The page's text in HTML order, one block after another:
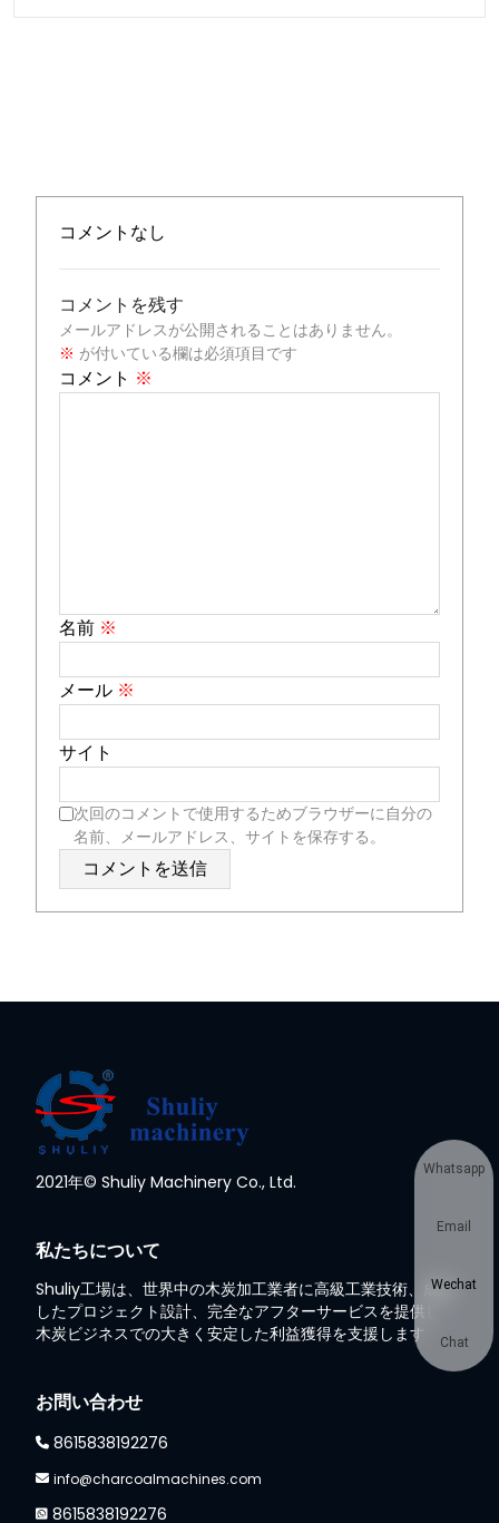
コメントなし
コメントを残す
メールアドレスが公開されることはありません。
※ が付いている欄は必須項目です
コメント ※
名前 ※
メール ※
サイト
次回のコメントで使用するためブラウザーに自分の
名前、メールアドレス、サイトを保存する。
2021年© Shuliy Machinery Co., Ltd.
私たちについて
Shuliy工場は、世界中の木炭加工業者に高級工業技術、成熟
したプロジェクト設計、完全なアフターサービスを提供し、
木炭ビジネスでの大きく安定した利益獲得を支援します
お問い合わせ
8615838192276
info@charcoalmachines.com
8615838192276
Whatsapp
Email
Wechat
Chat